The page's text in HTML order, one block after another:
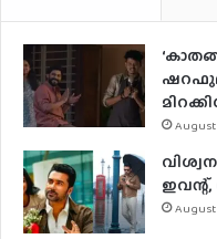
August
August